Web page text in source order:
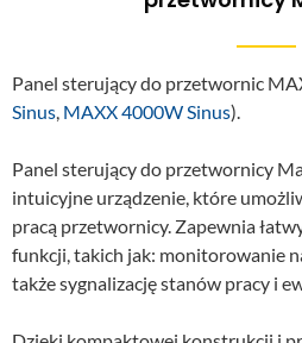
Panel sterujący do przetwornic
Sinus, MAXX 4000W Sinus).
Panel sterujący do przetwornicy
intuicyjne urządzenie, które
pracą przetwornicy. Zapewnia
funkcji, takich jak: monitorowanie
także sygnalizację stanów pracy i